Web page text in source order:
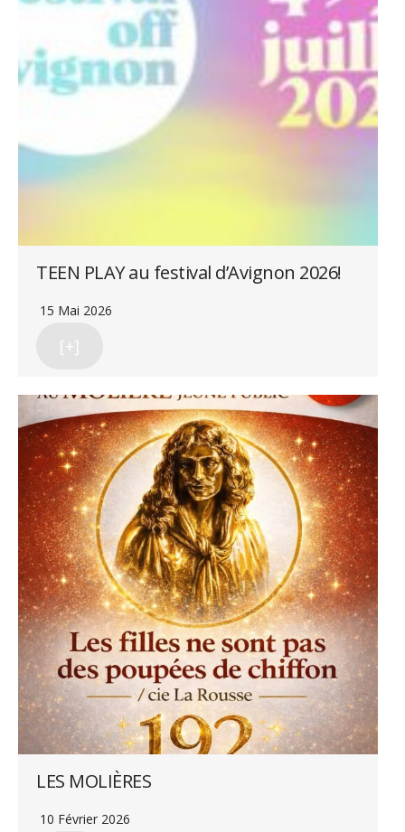
TEEN PLAY au festival d’Avignon 2026!
15 Mai 2026
[+]
LES MOLIÈRES
10 Février 2026